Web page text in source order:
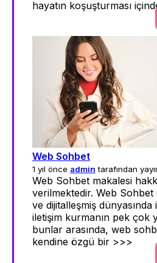
hayatın koşuşturması
Web Sohbet
1 yıl önce admin tarafından
Web Sohbet makalesi
verilmektedir. Web Sohbet
ve dijitalleşmiş dünyasında
iletişim kurmanın pek çok
bunlar arasında, web
kendine özgü bir >>>